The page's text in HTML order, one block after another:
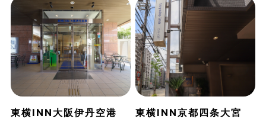
東横INN大阪伊丹空港 東横INN京都四条大宮